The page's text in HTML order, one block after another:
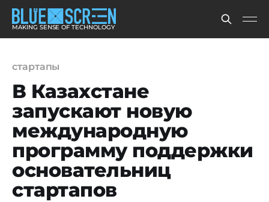
MAKING SENSE OF TECHNOLOGY
стартапы
В Казахстане
запускают новую
международную
программу поддержки
основательниц
стартапов